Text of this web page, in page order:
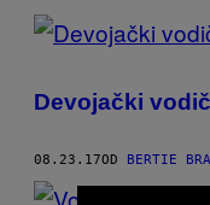
Devojački
08.23.17OD BERTIE